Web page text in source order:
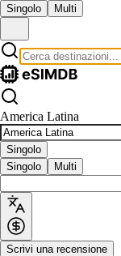
Singolo Multi
America Latina
Singolo
Singolo
Multi
Scrivi una recensione